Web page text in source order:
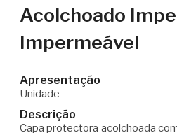
Acolchoado
Impermeável
Apresentação
Unidade
Descrição
Capa protectora acolchoada